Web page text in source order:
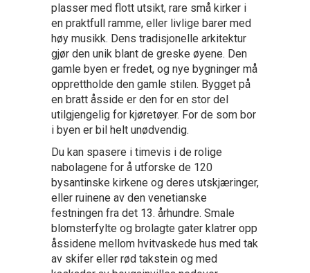
plasser med flott utsikt, rare små kirker i
en praktfull ramme, eller livlige barer med
høy musikk. Dens tradisjonelle arkitektur
gjør den unik blant de greske øyene. Den
gamle byen er fredet, og nye bygninger må
opprettholde den gamle stilen. Bygget på
en bratt åsside er den for en stor del
utilgjengelig for kjøretøyer. For de som bor
i byen er bil helt unødvendig.
Du kan spasere i timevis i de rolige
nabolagene for å utforske de 120
bysantinske kirkene og deres utskjæringer,
eller ruinene av den venetianske
festningen fra det 13. århundre. Smale
blomsterfylte og brolagte gater klatrer opp
åssidene mellom hvitvaskede hus med tak
av skifer eller rød takstein og med